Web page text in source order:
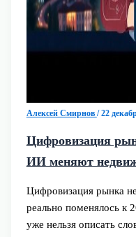
Алексей Смирнов /22
Цифровизация
ИИ меняют
Цифровизация рынка
реально поменялось к
уже нельзя описать